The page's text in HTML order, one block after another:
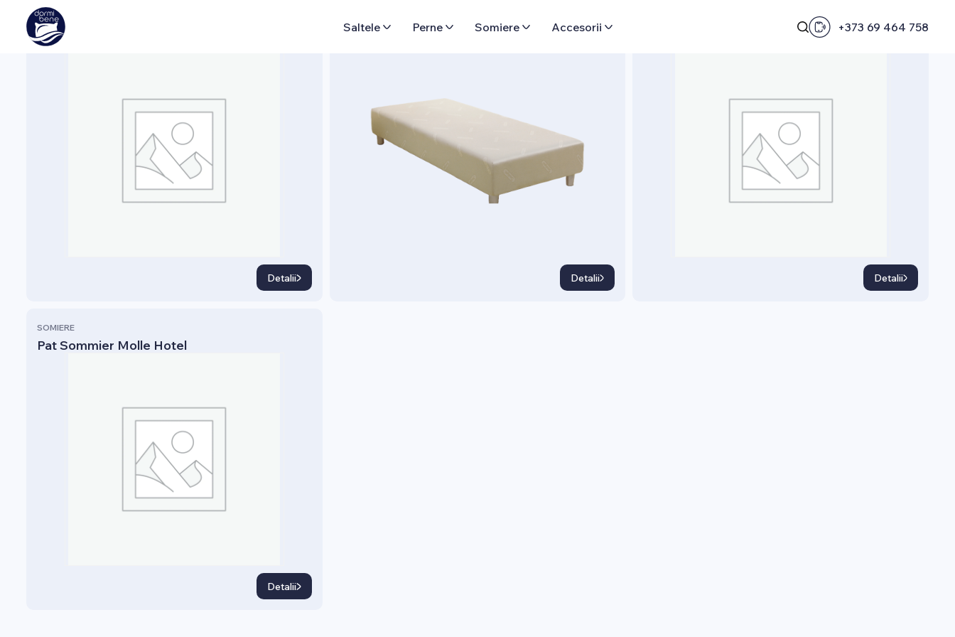
Saltele Perne Somiere Accesorii +373 69 464 758
SOMIERE
Picioare Soclu din Metal
Detalii
Somier Piano
Detalii Detalii
SOMIERE
Pat Sommier Molle Hotel
Detalii